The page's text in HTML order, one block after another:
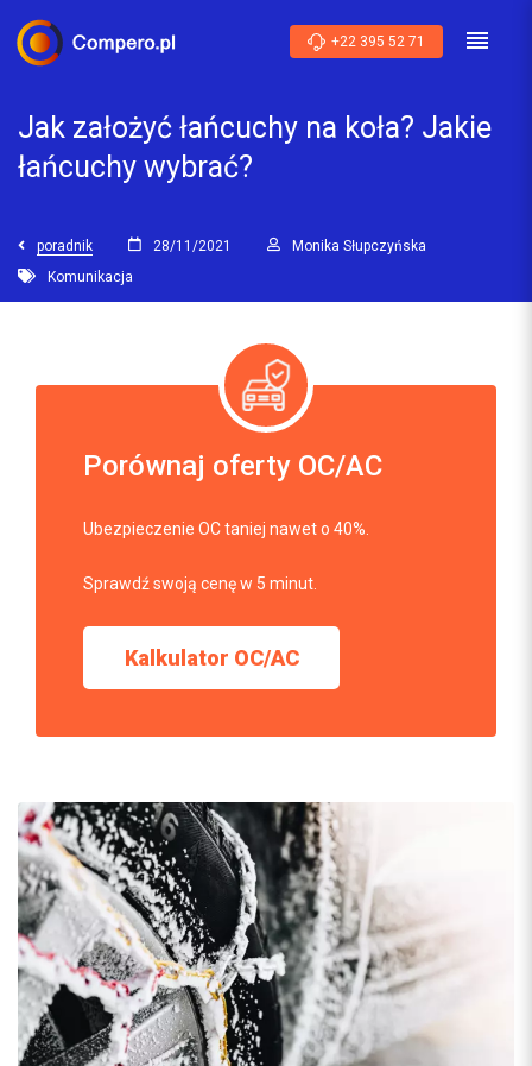
+22 395 52 71
Jak założyć łańcuchy na koła? Jakie
łańcuchy wybrać?
poradnik 28/11/2021
Monika Słupczyńska
Komunikacja
Porównaj oferty OC/AC
Ubezpieczenie OC taniej nawet o 40%.
Sprawdź swoją cenę w 5 minut.
Kalkulator OC/AC